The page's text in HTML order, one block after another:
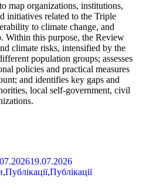
map organizations, institutions,
initiatives related to the Triple
to climate change, and
Within this purpose, the Review
climate risks, intensified by the
population groups; assesses
policies and practical measures
and identifies key gaps and
local self-government, civil
19.07.2026
,Публікації,Публікації